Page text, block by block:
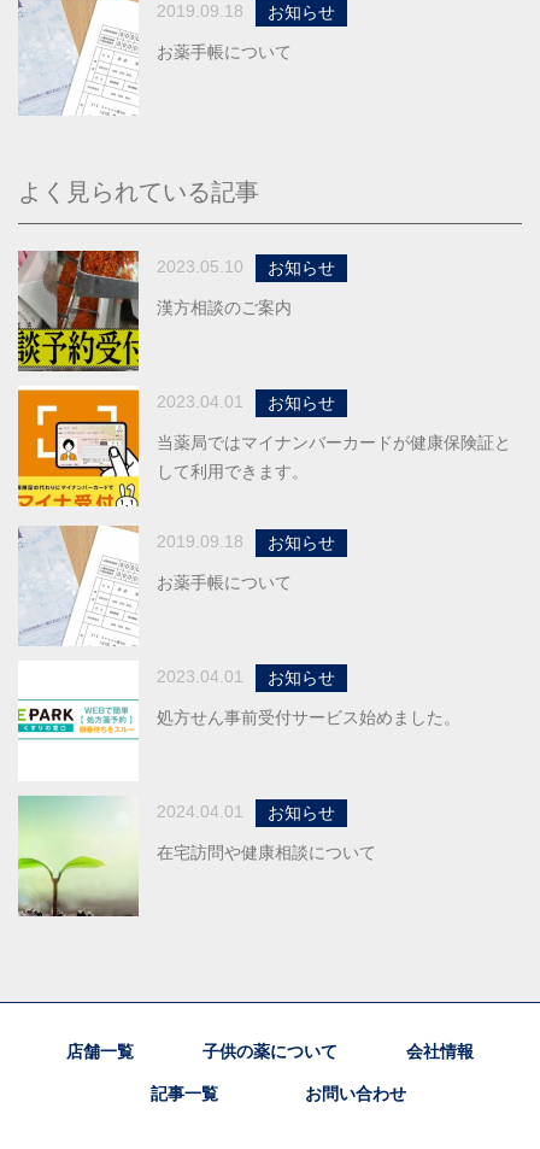
2019.09.18 お知らせ
お薬手帳について
よく見られている記事
2023.05.10 お知らせ
漢方相談のご案内
2023.04.01 お知らせ
当薬局ではマイナンバーカードが健康保険証と
して利用できます。
2019.09.18 お知らせ
お薬手帳について
2023.04.01 お知らせ
処方せん事前受付サービス始めました。
2024.04.01 お知らせ
在宅訪問や健康相談について
店舗一覧 子供の薬について 会社情報
記事一覧 お問い合わせ